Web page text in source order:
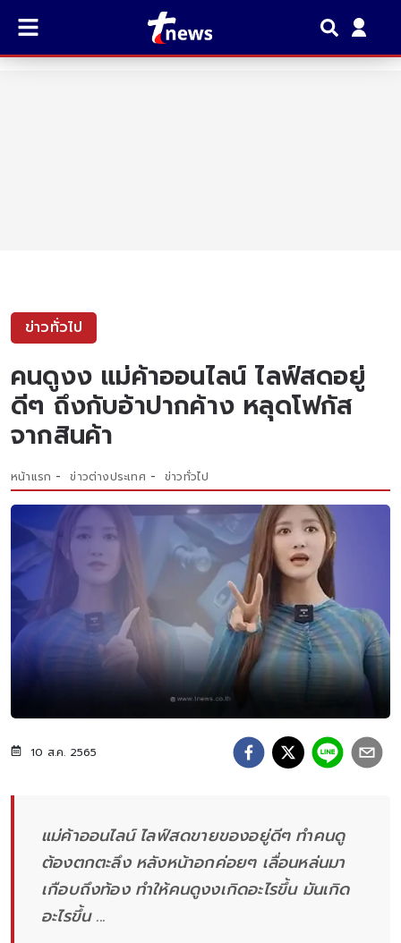
ข่าวทั่วไป
คนดูงง แม่ค้าออนไลน์ ไลฟ์สดอยู่
ดีๆ ถึงกับอ้าปากค้าง หลุดโฟกัส
จากสินค้า
หน้าแรก ข่าวต่างประเทศ ข่าวทั่วไป
10 ส.ค. 2565
แม่ค้าออนไลน์ ไลฟ์สดขายของอยู่ดีๆ ทำคนดู
ต้องตกตะลึง หลังหน้าอกค่อยๆ เลื่อนหล่นมา
เกือบถึงท้อง ทำให้คนดูงงเกิดอะไรขึ้น มันเกิด
อะไรขึ้น ...